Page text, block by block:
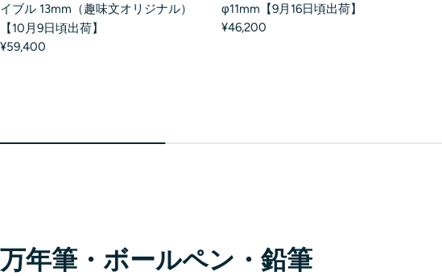
イブル 13mm（趣味文オリジナル）
【10月9日頃出荷】
¥59,400
φ11mm【9月16日頃出荷】
¥46,200
万年筆・ボールペン・鉛筆